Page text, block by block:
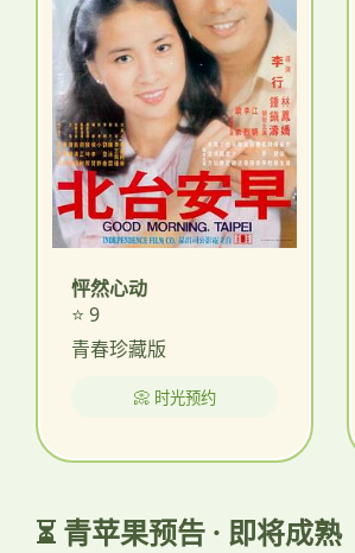
怦然心动
⭐ 9
青春珍藏版
📀 时光预约
⏳ 青苹果预告 · 即将成熟